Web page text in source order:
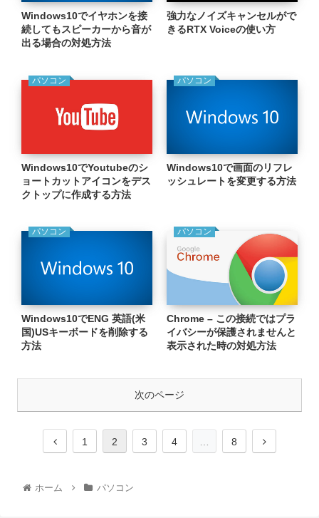
Windows10でイヤホンを接
続してもスピーカーから音が
出る場合の対処方法
強力なノイズキャンセルがで
きるRTX Voiceの使い方
パソコン
Windows10でYoutubeのシ
ョートカットアイコンをデス
クトップに作成する方法
パソコン
Windows10で画面のリフレ
ッシュレートを変更する方法
パソコン
Windows10でENG 英語(米
国)USキーボードを削除する
方法
パソコン
Chrome – この接続ではプラ
イバシーが保護されませんと
表示された時の対処方法
次のページ
1 2 3 4 8
ホーム パソコン